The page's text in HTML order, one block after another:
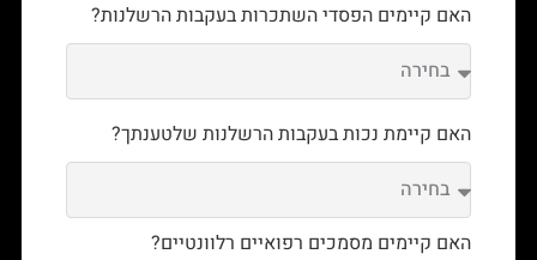
האם קיימים הפסדי השתכרות בעקבות הרשלנות?
האם קיימת נכות בעקבות הרשלנות שלטענתך?
האם קיימים מסמכים רפואיים רלוונטיים?